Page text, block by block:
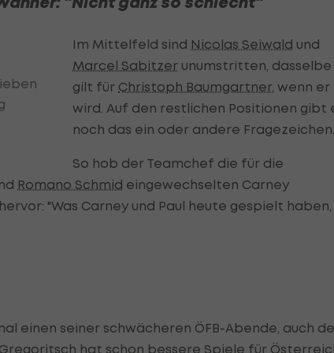
Im Mittelfeld sind Nicolas Seiwald und
Marcel Sabitzer unumstritten, dasselbe
gilt für Christoph Baumgartner, wenn
wird. Auf den restlichen Positionen gibt
noch das ein oder andere Fragezeichen.
So hob der Teamchef die für die
Romano Schmid eingewechselten Carney
"Was Carney und Paul heute gespielt haben,
einen seiner schwächeren ÖFB-Abende, auch
hat schon bessere Spiele für